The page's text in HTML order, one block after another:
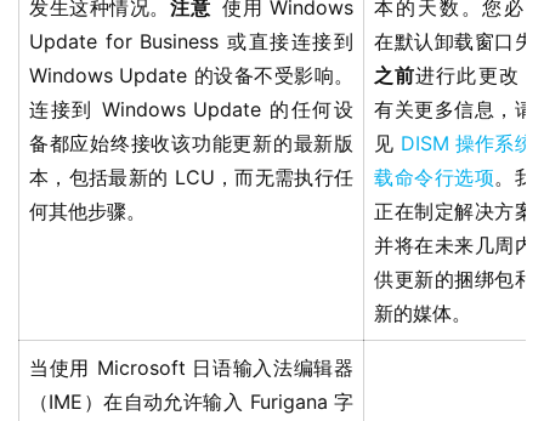
界
n
1
1
1
发生这种情况。 注意 使用 Windows
Update for Business 或直接连接到
Windows Update 的设备不受影响。
连接到 Windows Update 的任何设
备都应始终接收该功能更新的最新版
本，包括最新的 LCU，而无需执行任
何其他步骤。
本的天数。您必
在默认卸载窗口失
之前进行此更改
有关更多信息，请
见 DISM 操作系统
载命令行选项。我
正在制定解决方案
并将在未来几周内
供更新的捆绑包和
新的媒体。
当使用 Microsoft 日语输入法编辑器
（IME）在自动允许输入 Furigana 字